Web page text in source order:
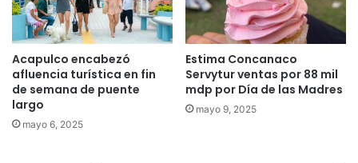
Acapulco encabezó
afluencia turística en fin
de semana de puente
largo
mayo 6, 2025
Estima Concanaco
Servytur ventas por 88 mil
mdp por Día de las Madres
mayo 9, 2025